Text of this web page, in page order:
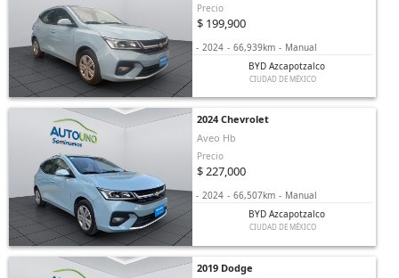
Precio
$ 199,900
- 2024 - 66,939km - Manual
BYD Azcapotzalco
CIUDAD DE MÉXICO
2024 Chevrolet
Aveo Hb
Precio
$ 227,000
- 2024 - 66,507km - Manual
BYD Azcapotzalco
CIUDAD DE MÉXICO
2019 Dodge